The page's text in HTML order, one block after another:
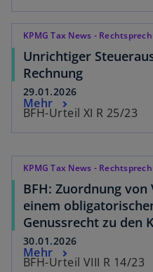
KPMG Tax News -
Unrichtiger
Rechnung
29.01.2026
BFH-Urteil XI R 25/23
Mehr
KPMG Tax News -
BFH: Zuordnung von
einem
Genussrecht zu den
30.01.2026
BFH-Urteil VIII R 14/23
Mehr